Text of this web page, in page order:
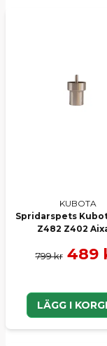
KUBOTA
Spridarspets
Z482 Z402
799 kr 489
LÄGG I
göra ett försök
monterad på